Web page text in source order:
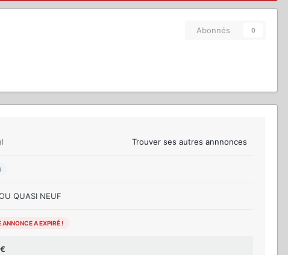
Abonnés 0
Trouver ses autres annnonces
QUASI NEUF
ANNONCE A EXPIRÉ !